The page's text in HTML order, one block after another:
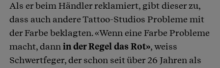
Als er beim Händler reklamiert, gibt dieser zu,
dass auch andere Tattoo-Studios Probleme mit
der Farbe beklagten. «Wenn eine Farbe Probleme
macht, dannin der Regel das Rot», weiss
Schwertfeger, der schon seit über 26 Jahren als